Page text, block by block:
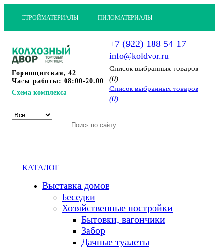
СТРОЙМАТЕРИАЛЫ ПИЛОМАТЕРИАЛЫ
Горнощитская, 42
Часы работы: 08:00-20.00
Схема комплекса
+7 (922) 188 54-17
info@koldvor.ru
Cписок выбранных товаров
(0)
Cписок выбранных товаров
(0)
КАТАЛОГ
Выставка домов
Беседки
Хозяйственные постройки
Бытовки, вагончики
Забор
Дачные туалеты